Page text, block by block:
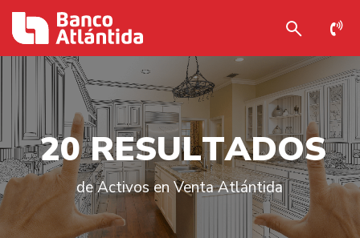
20 RESULTADOS
de Activos en Venta Atlántida